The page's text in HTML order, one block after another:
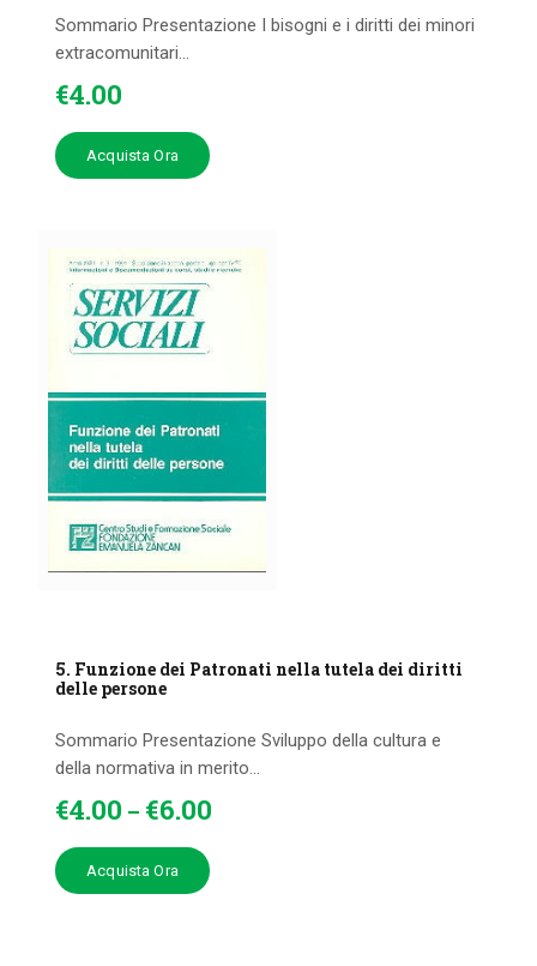
Sommario Presentazione I bisogni e i diritti dei minori
extracomunitari...
€4.00
Acquista Ora
5. Funzione dei Patronati nella tutela dei diritti
delle persone
Sommario Presentazione Sviluppo della cultura e
della normativa in merito...
€4.00 – €6.00
Acquista Ora